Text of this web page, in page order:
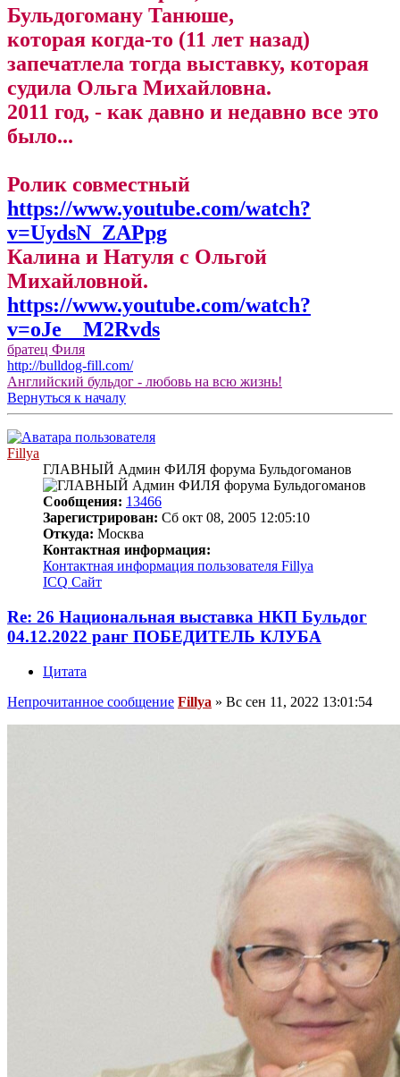
Бульдогоману Танюше,
которая когда-то (11 лет назад)
запечатлела тогда выставку, которая
судила Ольга Михайловна.
2011 год, - как давно и недавно все это
было...
Ролик совместный
https://www.youtube.com/watch?
v=UydsN_ZAPpg
Калина и Натуля с Ольгой
Михайловной.
https://www.youtube.com/watch?
v=oJe__M2Rvds
братец Филя
http://bulldog-fill.com/
Английский бульдог - любовь на всю жизнь!
Вернуться к началу
Fillya
ГЛАВНЫЙ Админ ФИЛЯ форума Бульдогоманов
Сообщения: 13466
Зарегистрирован: Сб окт 08, 2005 12:05:10
Откуда: Москва
Контактная информация:
Контактная информация пользователя Fillya
ICQ Сайт
Re: 26 Национальная выставка НКП Бульдог
04.12.2022 ранг ПОБЕДИТЕЛЬ КЛУБА
Цитата
Непрочитанное сообщение Fillya » Вс сен 11, 2022 13:01:54